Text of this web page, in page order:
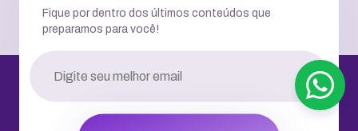
Fique por dentro dos últimos conteúdos que
preparamos para você!